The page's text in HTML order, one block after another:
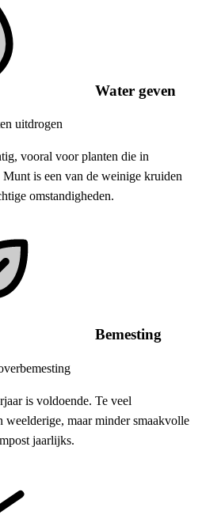
Water geven
uitdrogen
vooral voor planten die in
is een van de weinige kruiden
omstandigheden.
Bemesting
is voldoende. Te veel
weelderige, maar minder smaakvolle
jaarlijks.